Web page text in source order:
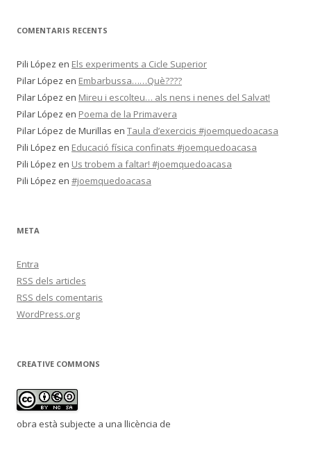
COMENTARIS RECENTS
Pili López en Els experiments a Cicle Superior
Pilar López en Embarbussa……Què????
Pilar López en Mireu i escolteu… als nens i nenes del Salvat!
Pilar López en Poema de la Primavera
Pilar López de Murillas en Taula d’exercicis #joemquedoacasa
Pili López en Educació física confinats #joemquedoacasa
Pili López en Us trobem a faltar! #joemquedoacasa
Pili López en #joemquedoacasa
META
Entra
RSS dels articles
RSS dels comentaris
WordPress.org
CREATIVE COMMONS
obra està subjecte a una llicència de